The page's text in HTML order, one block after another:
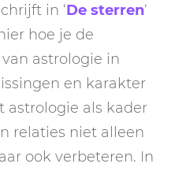
in ‘De sterren‘
hoe je de
astrologie in
en karakter
astrologie als kader
relaties niet alleen
ook verbeteren. In